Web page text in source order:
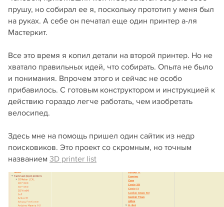
прушу, но собирал ее я, поскольку прототип у меня был
на руках. А себе он печатал еще один принтер а-ля
Мастеркит.
Все это время я копил детали на второй принтер. Но не
хватало правильных идей, что собирать. Опыта не было
и понимания. Впрочем этого и сейчас не особо
прибавилось. С готовым конструктором и инструкцией к
действию гораздо легче работать, чем изобретать
велосипед.
Здесь мне на помощь пришел один сайтик из недр
поисковиков. Это проект со скромным, но точным
названием 3D printer list